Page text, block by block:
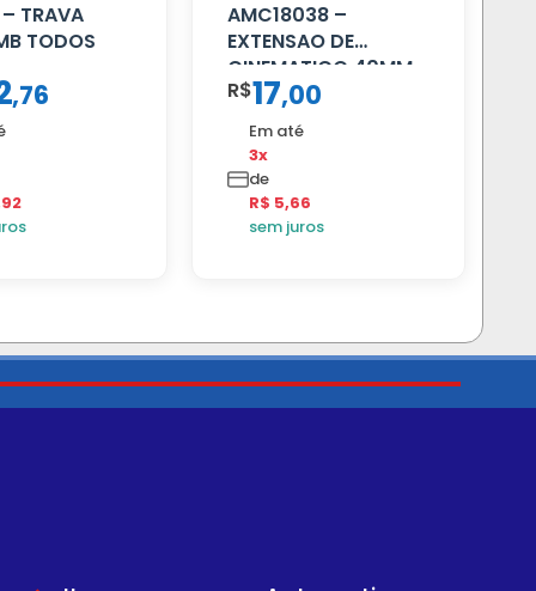
TRAVA
TODOS
,76
AMC18038 –
EXTENSAO DE
CINEMATICO 40MM
R$17,00
Em até
3x
de
R$ 5,66
sem juros